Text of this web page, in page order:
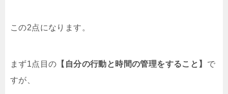
この2点になります。
まず1点目の 【自分の行動と時間の管理をすること】 で
すが、